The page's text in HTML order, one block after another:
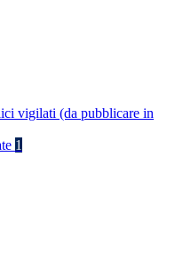
vigilati (da pubblicare in
1